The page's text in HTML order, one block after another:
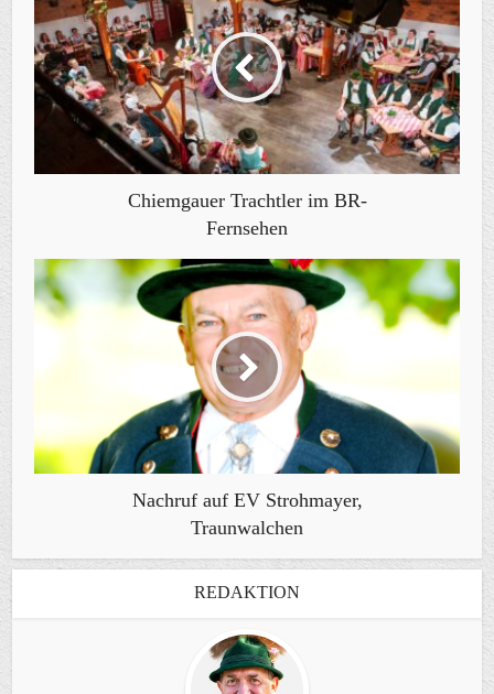
Chiemgauer Trachtler im BR-
Fernsehen
Nachruf auf EV Strohmayer,
Traunwalchen
REDAKTION